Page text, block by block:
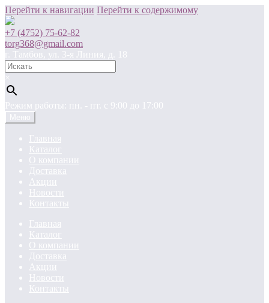
Перейти к навигации Перейти к содержимому
+7 (4752) 75-62-82
torg368@gmail.com
г. Тамбов, ул. 3-я Линия, д. 18
×
Режим работы: пн. - пт. c 9:00 до 17:00
Меню
Главная
Каталог
О компании
Доставка
Акции
Новости
Контакты
Главная
Каталог
О компании
Доставка
Акции
Новости
Контакты